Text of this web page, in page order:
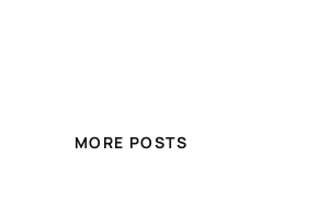
MORE POSTS